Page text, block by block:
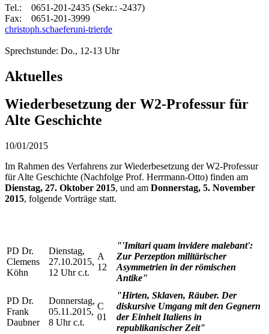
Tel.: 0651-201-2435 (Sekr.: -2437)
Fax: 0651-201-3999
christoph.schaeferuni-trierde
Sprechstunde: Do., 12-13 Uhr
Aktuelles
Wiederbesetzung der W2-Professur für
Alte Geschichte
10/01/2015
Im Rahmen des Verfahrens zur Wiederbesetzung der W2-Professur
für Alte Geschichte (Nachfolge Prof. Herrmann-Otto) finden am
Dienstag, 27. Oktober 2015, und am Donnerstag, 5. November
2015, folgende Vorträge statt.
PD Dr.
Clemens
Köhn
Dienstag,
27.10.2015,
12 Uhr c.t.
A
12
"'Imitari quam invidere malebant':
Zur Perzeption militärischer
Asymmetrien in der römischen
Antike"
PD Dr.
Frank
Daubner
Donnerstag,
05.11.2015,
8 Uhr c.t.
C
01
"Hirten, Sklaven, Räuber. Der
diskursive Umgang mit den Gegnern
der Einheit Italiens in
republikanischer Zeit"